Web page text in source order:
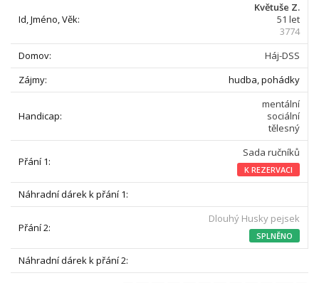
Květuše Z.
51 let
3774
Háj-DSS
hudba, pohádky
mentální
sociální
tělesný
Sada ručníků
K REZERVACI
Dlouhý Husky pejsek
SPLNĚNO